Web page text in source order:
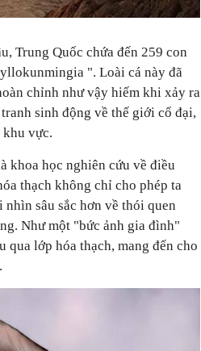
Trung Quốc chứa đến 259 con
". Loài cá này đã
chỉnh như vậy hiếm khi xảy ra
sinh động về thế giới cổ đại,
khu vực.
khoa học nghiên cứu về điều
thạch không chỉ cho phép ta
sâu sắc hơn về thói quen
Như một "bức ảnh gia đình"
lớp hóa thạch, mang đến cho